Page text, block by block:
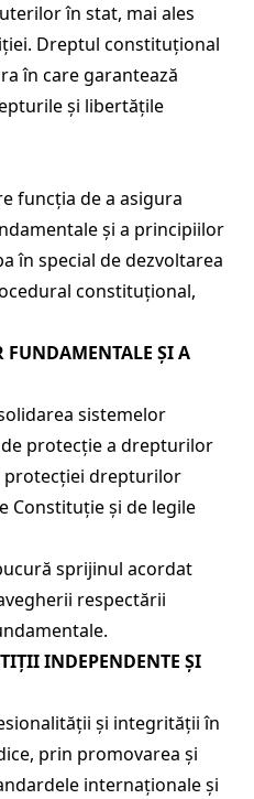
în stat, mai ales
Dreptul constituţional
în care garantează
și libertățile
funcția de a asigura
și a principiilor
în special de dezvoltarea
constituțional,
FUNDAMENTALE ȘI A
sistemelor
protecție a drepturilor
protecției drepturilor
Constituție și de legile
sprijinul acordat
respectării
INDEPENDENTE ȘI
și integrității în
prin promovarea și
internaționale și